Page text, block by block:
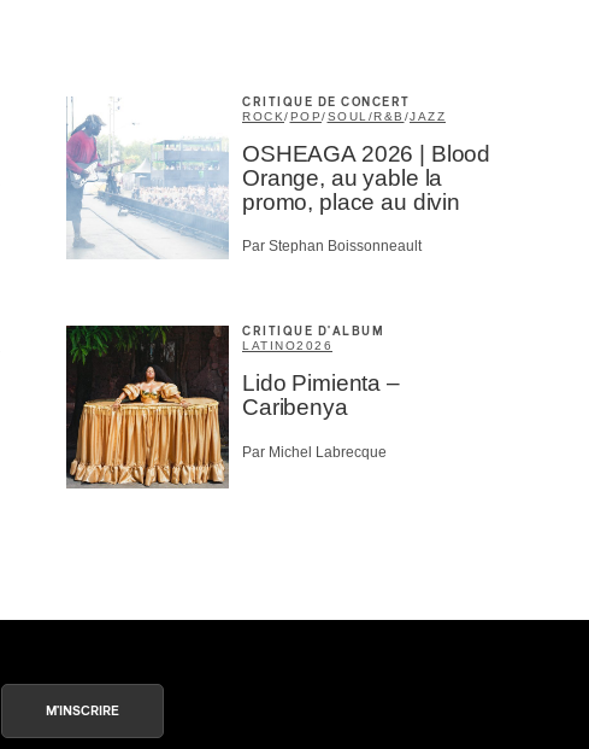
CRITIQUE DE CONCERT
ROCK/POP/SOUL/R&B /JAZZ
OSHEAGA 2026 | Blood
Orange, au yable la
promo, place au divin
Par Stephan Boissonneault
CRITIQUE D'ALBUM
LATINO2026
Lido Pimienta –
Caribenya
Par Michel Labrecque
M'INSCRIRE